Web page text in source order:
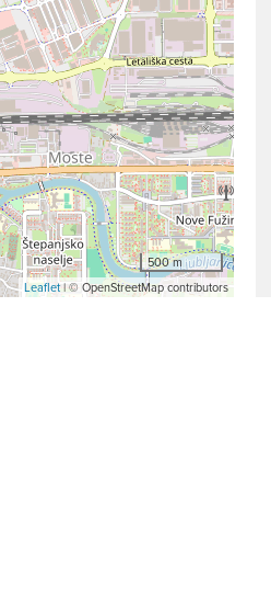
500 m
Leaflet| © OpenStreetMap contributors